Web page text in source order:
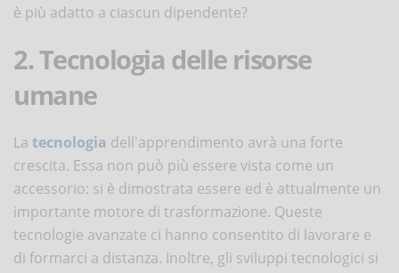
è più adatto a ciascun dipendente?
2. Tecnologia delle risorse
umane
La tecnologia dell'apprendimento avrà una forte
crescita. Essa non può più essere vista come un
accessorio: si è dimostrata essere ed è attualmente un
importante motore di trasformazione. Queste
tecnologie avanzate ci hanno consentito di lavorare e
di formarci a distanza. Inoltre, gli sviluppi tecnologici si